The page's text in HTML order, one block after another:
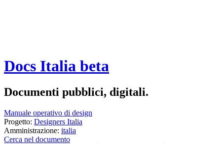
Docs Italia beta
Documenti pubblici, digitali.
Manuale operativo di design
Progetto: Designers Italia
Amministrazione: italia
Cerca nel documento